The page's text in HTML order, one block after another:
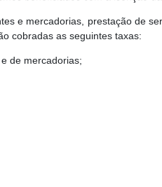
e mercadorias, prestação de
cobradas as seguintes taxas:
de mercadorias;